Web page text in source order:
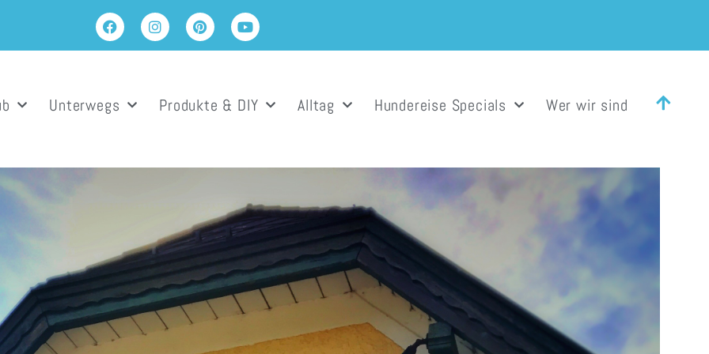
Unterwegs Produkte & DIY Alltag Hundereise Specials Wer wir sind